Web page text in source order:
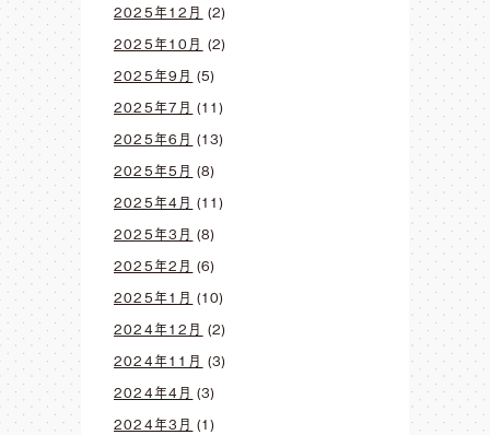
2025年12月 (2)
2025年10月 (2)
2025年9月 (5)
2025年7月 (11)
2025年6月 (13)
2025年5月 (8)
2025年4月 (11)
2025年3月 (8)
2025年2月 (6)
2025年1月 (10)
2024年12月 (2)
2024年11月 (3)
2024年4月 (3)
2024年3月 (1)